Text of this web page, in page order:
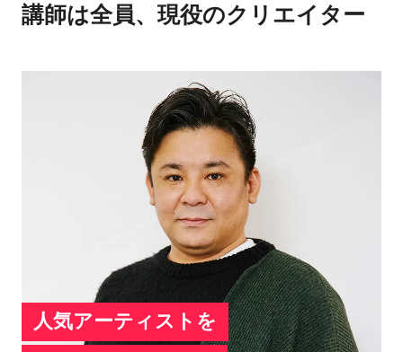
講師は全員、現役のクリエイター
人気アーティストを